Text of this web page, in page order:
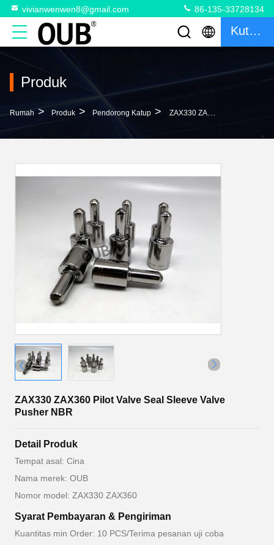
vivianwenwen8@gmail.com 86-135-33728134
Kutipan
Produk
Rumah > Produk > Pendorong Katup > ZAX330 ZAX360 Pilot Valve Seal Sleeve Valve Pusher NBR
ZAX330 ZAX360 Pilot Valve Seal Sleeve Valve
Pusher NBR
Detail Produk
Tempat asal: Cina
Nama merek: OUB
Nomor model: ZAX330 ZAX360
Syarat Pembayaran & Pengiriman
Kuantitas min Order: 10 PCS/Terima pesanan uji coba